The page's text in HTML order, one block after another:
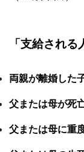
「支給される
両親が離婚した
父または母が死
父または母に重